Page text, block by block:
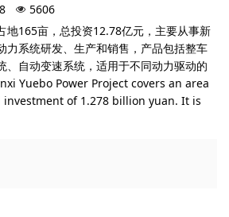
5606
地165亩，总投资12.78亿元，主要从事新
力系统研发、生产和销售，产品包括整车
、自动变速系统，适用于不同动力驱动的
Yuebo Power Project covers an area
of 1.278 billion yuan. It is